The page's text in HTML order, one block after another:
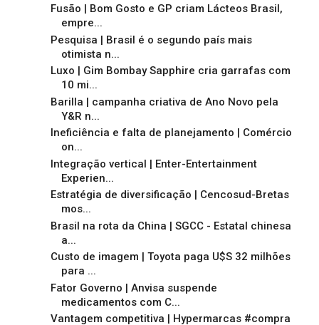
Fusão | Bom Gosto e GP criam Lácteos Brasil,
empre...
Pesquisa | Brasil é o segundo país mais
otimista n...
Luxo | Gim Bombay Sapphire cria garrafas com
10 mi...
Barilla | campanha criativa de Ano Novo pela
Y&R n...
Ineficiência e falta de planejamento | Comércio
on...
Integração vertical | Enter-Entertainment
Experien...
Estratégia de diversificação | Cencosud-Bretas
mos...
Brasil na rota da China | SGCC - Estatal chinesa
a...
Custo de imagem | Toyota paga U$S 32 milhões
para ...
Fator Governo | Anvisa suspende
medicamentos com C...
Vantagem competitiva | Hypermarcas #compra